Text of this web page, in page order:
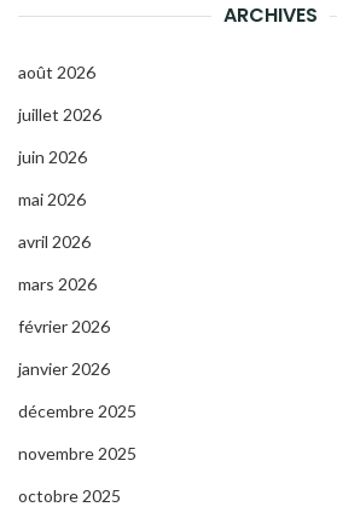
ARCHIVES
août 2026
juillet 2026
juin 2026
mai 2026
avril 2026
mars 2026
février 2026
janvier 2026
décembre 2025
novembre 2025
octobre 2025